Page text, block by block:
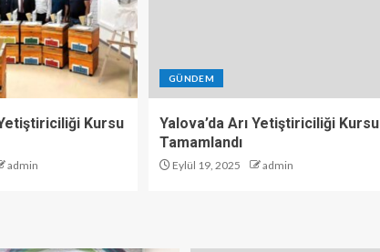
Kursu
admin
GÜNDEM
Yalova’da Arı Yetiştiriciliği Kursu
Tamamlandı
Eylül 19, 2025 admin